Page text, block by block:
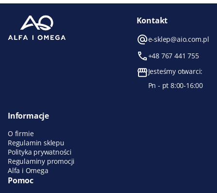
Kontakt
e-sklep@aio.com.pl
+48 767 441 755
Jesteśmy otwarci:
Pn - pt 8:00-16:00
Informacje
O firmie
Regulamin sklepu
Polityka prywatności
Regulaminy promocji
Alfa i Omega
Pomoc